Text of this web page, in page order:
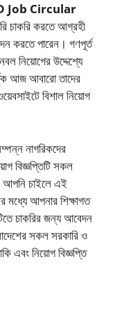
Job Circular
চাকরি করতে আগ্রহী
করতে পারেন। গণপূর্ত
নিয়োগের উদ্দেশ্যে
আজ আবারো তাদের
বিশাল নিয়োগ
নাগরিকদের
বিজ্ঞপ্তিটি সকল
আপনি চাইলে এই
মধ্যে আপনার শিক্ষাগত
চাকরির জন্য আবেদন
সকল সরকারি ও
এবং নিয়োগ বিজ্ঞপ্তি